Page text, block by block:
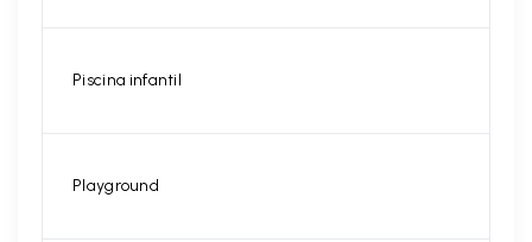
Piscina infantil
Playground